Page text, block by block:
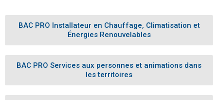
BAC PRO Installateur en Chauffage, Climatisation et
Énergies Renouvelables
BAC PRO Services aux personnes et animations dans
les territoires